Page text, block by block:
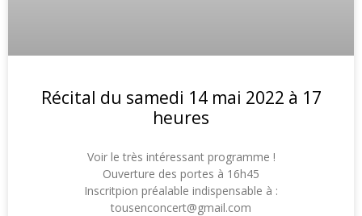
Récital du samedi 14 mai 2022 à 17
heures
Voir le très intéressant programme !
Ouverture des portes à 16h45
Inscritpion préalable indispensable à :
tousenconcert@gmail.com